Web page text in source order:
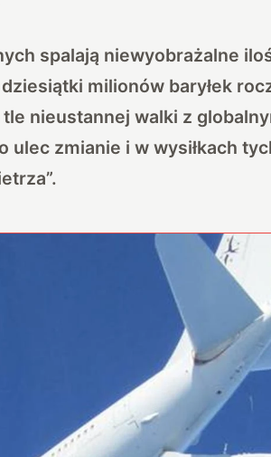
spalają niewyobrażalne
milionów baryłek
nieustannej walki z
zmianie i w wysiłkach